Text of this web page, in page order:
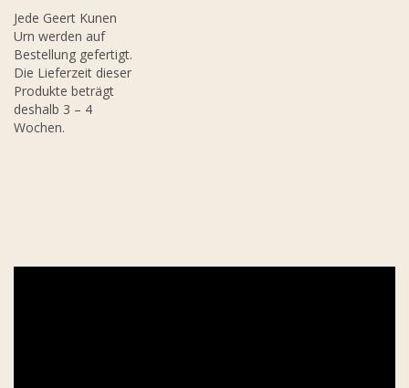
Jede Geert Kunen
Urn werden auf
Bestellung gefertigt.
Die Lieferzeit dieser
Produkte beträgt
deshalb 3 – 4
Wochen.